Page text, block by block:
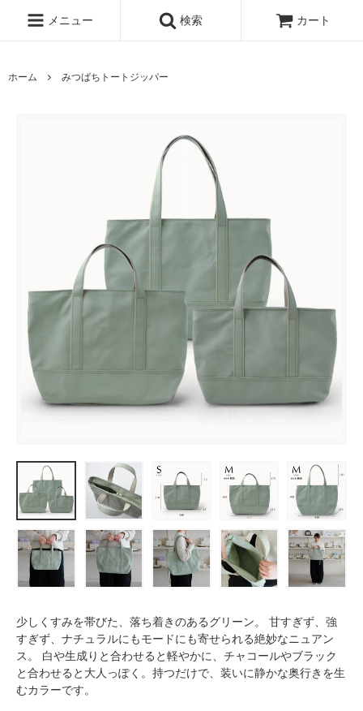
メニュー 検索 カート
ホーム みつばちトートジッパー
少しくすみを帯びた、落ち着きのあるグリーン。 甘すぎず、強
すぎず、ナチュラルにもモードにも寄せられる絶妙なニュアン
ス。 白や生成りと合わせると軽やかに、チャコールやブラック
と合わせると大人っぽく。持つだけで、装いに静かな奥行きを生
むカラーです。